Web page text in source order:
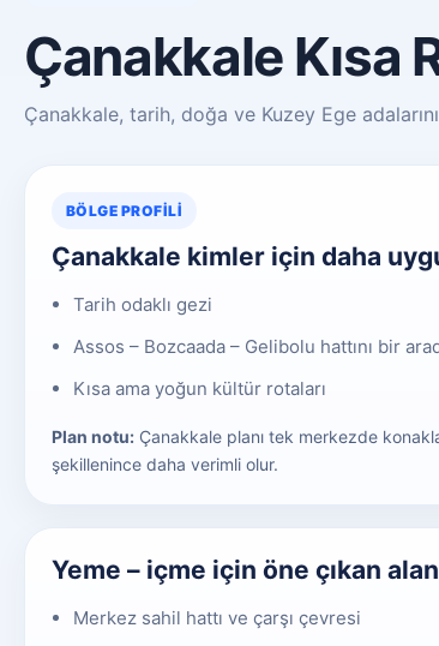
Çanakkale Kısa
Çanakkale, tarih, doğa ve Kuzey Ege
BÖLGE PROFILI
Çanakkale kimler için daha
Tarih odaklı gezi
Assos – Bozcaada – Gelibolu hattını bir
Kısa ama yoğun kültür rotaları
Plan notu: Çanakkale planı tek merkezde
şekillenince daha verimli olur.
Yeme – içme için öne çıkan
Merkez sahil hattı ve çarşı çevresi